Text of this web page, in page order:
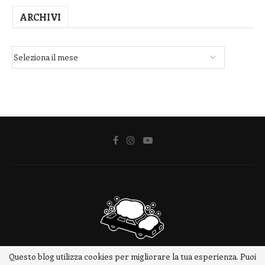
ARCHIVI
Questo blog utilizza cookies per migliorare la tua esperienza. Puoi